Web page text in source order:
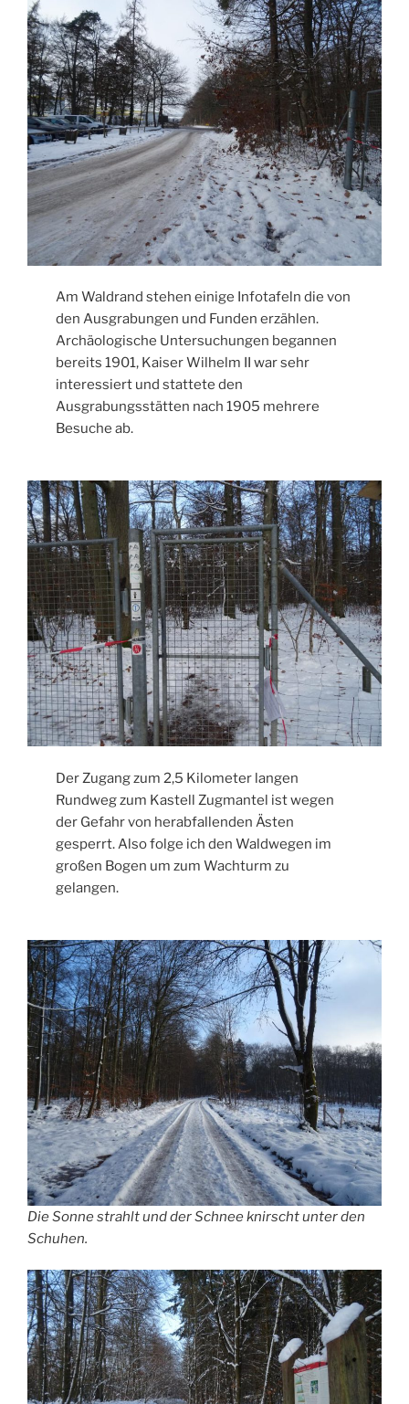
Am Waldrand stehen einige Infotafeln die von
den Ausgrabungen und Funden erzählen.
Archäologische Untersuchungen begannen
bereits 1901, Kaiser Wilhelm II war sehr
interessiert und stattete den
Ausgrabungsstätten nach 1905 mehrere
Besuche ab.
Der Zugang zum 2,5 Kilometer langen
Rundweg zum Kastell Zugmantel ist wegen
der Gefahr von herabfallenden Ästen
gesperrt. Also folge ich den Waldwegen im
großen Bogen um zum Wachturm zu
gelangen.
Die Sonne strahlt und der Schnee knirscht unter den
Schuhen.